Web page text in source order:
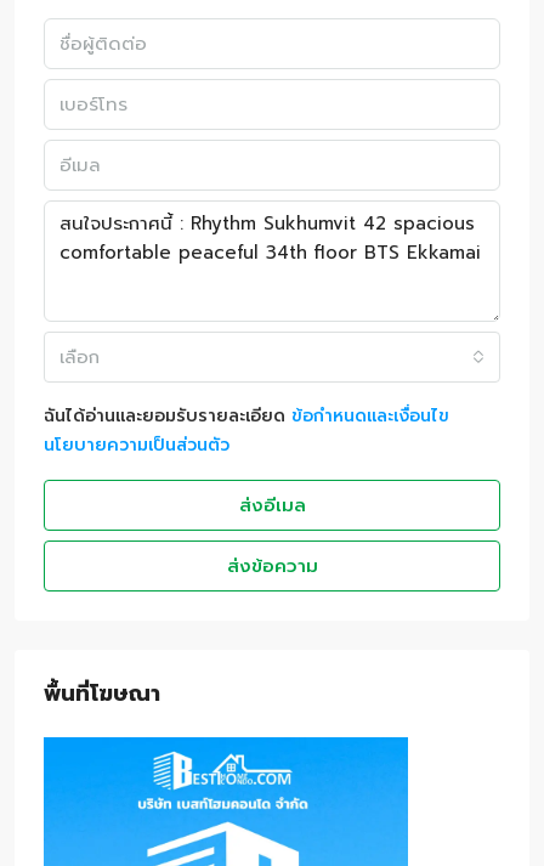
เลือก
ฉันได้อ่านและยอมรับรายละเอียด ข้อกำหนดและเงื่อนไข
นโยบายความเป็นส่วนตัว
ส่งอีเมล
ส่งข้อความ
พื้นที่โฆษณา